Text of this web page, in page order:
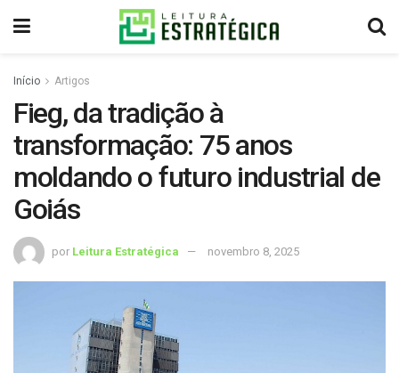
Início Artigos
Fieg, da tradição à
transformação: 75 anos
moldando o futuro industrial de
Goiás
por Leitura Estratégica novembro 8, 2025